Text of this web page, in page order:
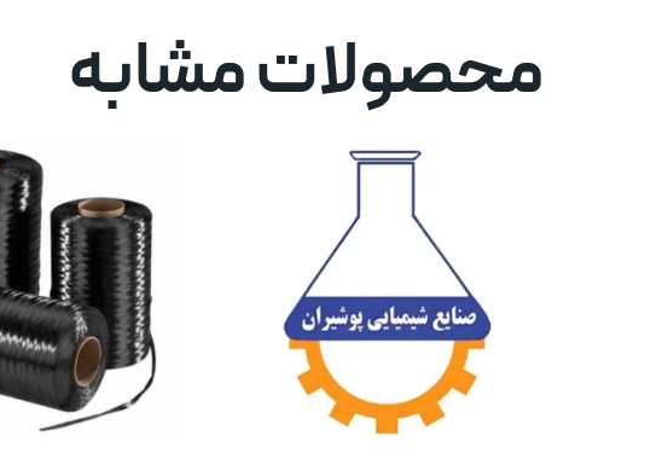
محصولات مشابه